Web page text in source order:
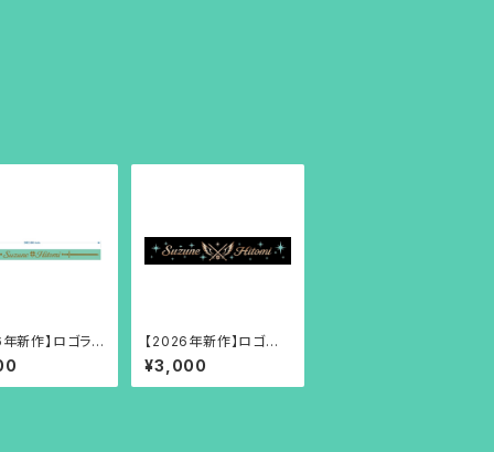
新作】ロゴラバ
【2026年新作】ロゴマフ
ラータオル
¥3,000